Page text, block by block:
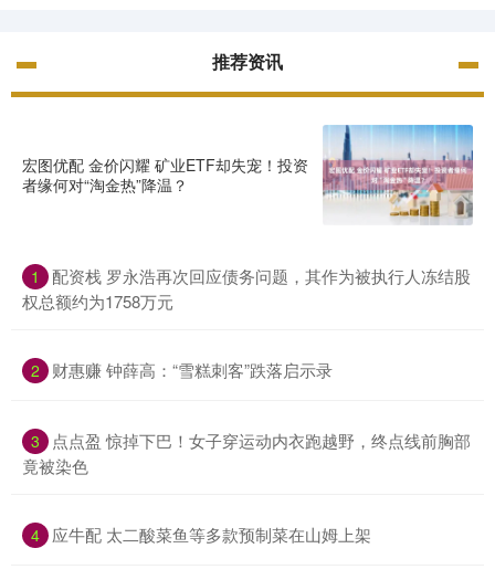
推荐资讯
宏图优配 金价闪耀 矿业ETF却失宠！投资
者缘何对“淘金热”降温？
1
配资栈 罗永浩再次回应债务问题，其作为被执行人冻结股
权总额约为1758万元
2 财惠赚 钟薛高：“雪糕刺客”跌落启示录
3
点点盈 惊掉下巴！女子穿运动内衣跑越野，终点线前胸部
竟被染色
4 应牛配 太二酸菜鱼等多款预制菜在山姆上架